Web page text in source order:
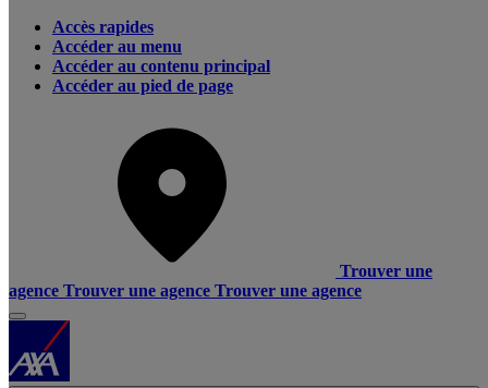
Accès rapides
Accéder au menu
Accéder au contenu principal
Accéder au pied de page
Trouver une
agence Trouver une agence Trouver une agence